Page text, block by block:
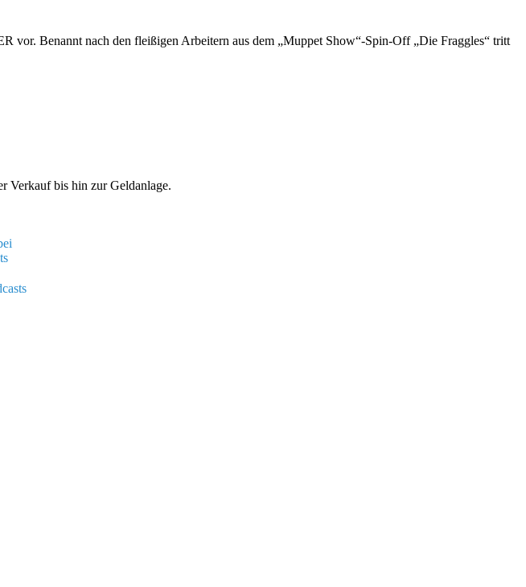
vor. Benannt nach den fleißigen Arbeitern aus dem „Muppet Show“-Spin-Off „Die Fraggles“ tritt
Verkauf bis hin zur Geldanlage.